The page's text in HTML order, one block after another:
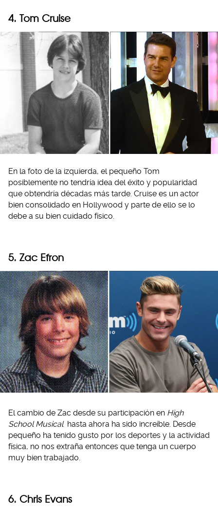
4. Tom Cruise
En la foto de la izquierda, el pequeño Tom
posiblemente no tendría idea del éxito y popularidad
que obtendría décadas más tarde. Cruise es un actor
bien consolidado en Hollywood y parte de ello se lo
debe a su bien cuidado físico.
5. Zac Efron
El cambio de Zac desde su participación en High
School Musical hasta ahora ha sido increíble. Desde
pequeño ha tenido gusto por los deportes y la actividad
física, no nos extraña entonces que tenga un cuerpo
muy bien trabajado.
6. Chris Evans